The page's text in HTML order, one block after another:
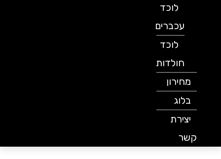
לוכד
עכברים
לוכד
חולדות
מחירון
בלוג
יצירת
קשר